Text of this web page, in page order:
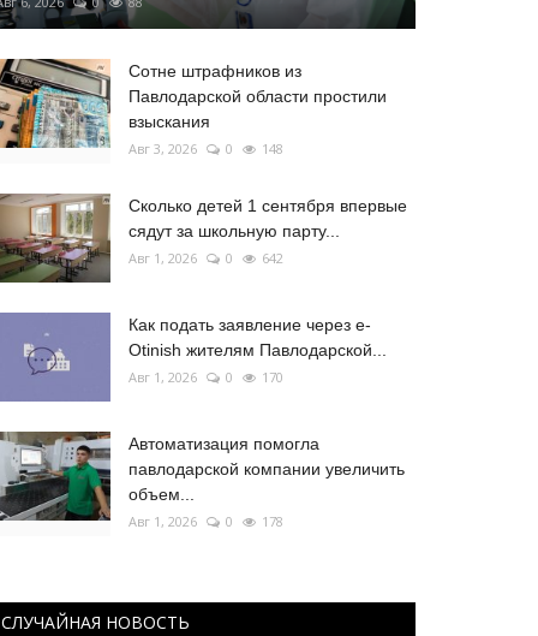
Сотне штрафников из
Павлодарской области простили
взыскания
Авг 3, 2026 0 148
Сколько детей 1 сентября впервые
сядут за школьную парту...
Авг 1, 2026 0 642
Как подать заявление через e-
Otinish жителям Павлодарской...
Авг 1, 2026 0 170
Автоматизация помогла
павлодарской компании увеличить
объем...
Авг 1, 2026 0 178
СЛУЧАЙНАЯ НОВОСТЬ